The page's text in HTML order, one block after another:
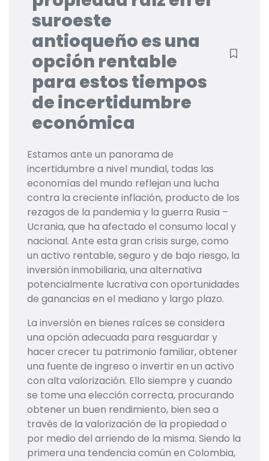
suroeste
antioqueño es una
opción rentable
para estos tiempos
de incertidumbre
económica
Estamos ante un panorama de
incertidumbre a nivel mundial, todas las
economías del mundo reflejan una lucha
contra la creciente inflación, producto de los
rezagos de la pandemia y la guerra Rusia –
Ucrania, que ha afectado el consumo local y
nacional. Ante esta gran crisis surge, como
un activo rentable, seguro y de bajo riesgo, la
inversión inmobiliaria, una alternativa
potencialmente lucrativa con oportunidades
de ganancias en el mediano y largo plazo.
La inversión en bienes raíces se considera
una opción adecuada para resguardar y
hacer crecer tu patrimonio familiar, obtener
una fuente de ingreso o invertir en un activo
con alta valorización. Ello siempre y cuando
se tome una elección correcta, procurando
obtener un buen rendimiento, bien sea a
través de la valorización de la propiedad o
por medio del arriendo de la misma. Siendo la
primera una tendencia común en Colombia,